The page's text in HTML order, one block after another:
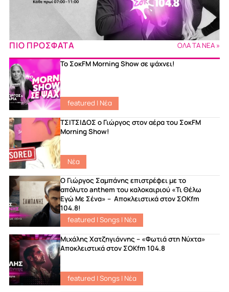
ΠΙΟ ΠΡΟΣΦΑΤΑ ΟΛΑ ΤΑ ΝΕΑ »
Το ΣοκFM Morning Show σε ψάχνει!
featured | Νέα
ΤΣΙΤΣΙΔΟΣ ο Γιώργος στον αέρα του ΣοκFM
Morning Show!
Νέα
Ο Γιώργος Σαμπάνης επιστρέφει με το
απόλυτο anthem του καλοκαιριού «Τι Θέλω
Εγώ Με Σένα» – Αποκλειστικά στον ΣΟΚfm
104.8!
featured |Songs| Νέα
Μιχάλης Χατζηγιάννης – «Φωτιά στη Νύχτα»
Αποκλειστικά στον ΣΟΚfm 104.8
featured |Songs| Νέα